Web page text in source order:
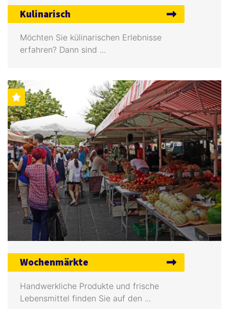
Kulinarisch
Möchten Sie külinarischen Erlebnisse
erfahren? Dann sind ...
Wochenmärkte
Handwerkliche Produkte und frische
Lebensmittel finden Sie auf den ...